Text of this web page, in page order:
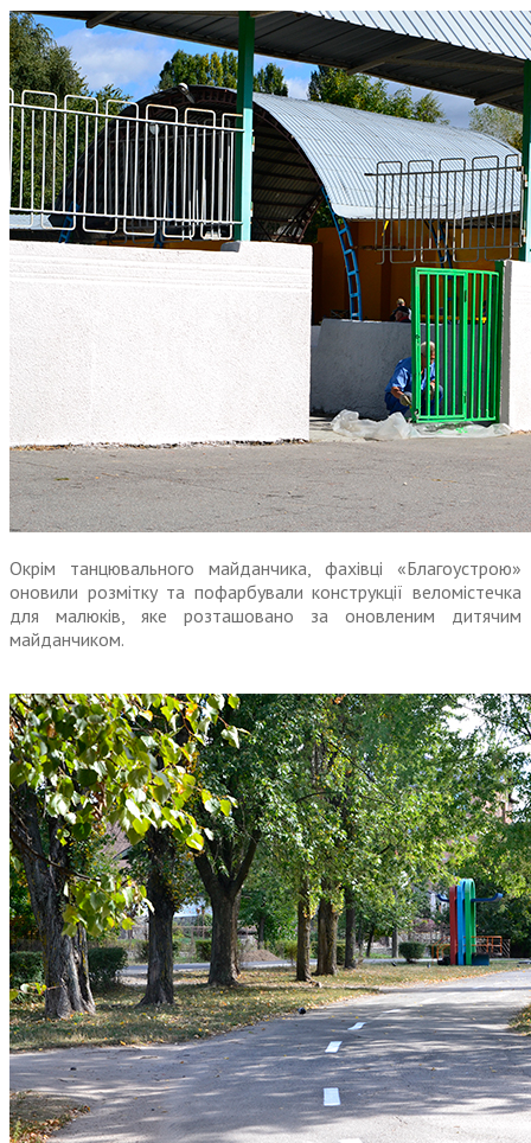
Окрім танцювального майданчика, фахівці «Благоустрою»
оновили розмітку та пофарбували конструкції веломістечка
для малюків, яке розташовано за оновленим дитячим
майданчиком.